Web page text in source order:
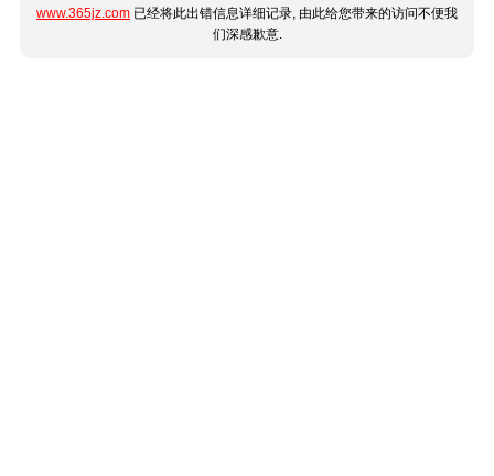
www.365jz.com 已经将此出错信息详细记录, 由此给您带来的访问不便我
们深感歉意.